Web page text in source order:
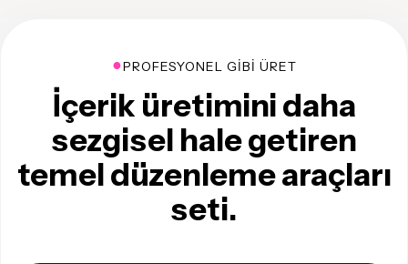
●PROFESYONEL GIBI ÜRET
İçerik üretimini daha
sezgisel hale getiren
temel düzenleme araçları
seti.